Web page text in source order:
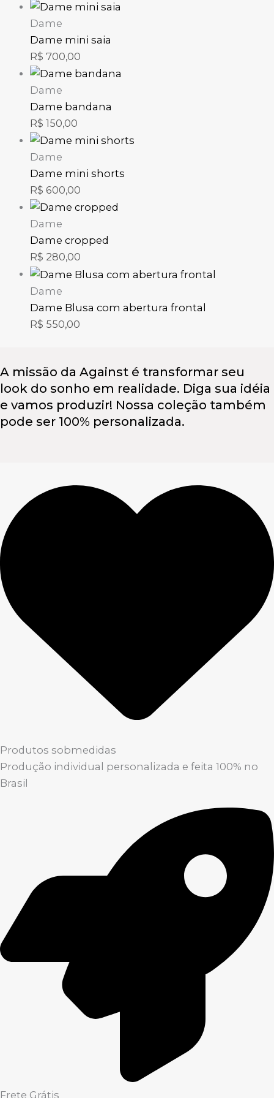
Dame
Dame mini saia
R$ 700,00
Dame
Dame bandana
R$ 150,00
Dame
Dame mini shorts
R$ 600,00
Dame
Dame cropped
R$ 280,00
Dame
Dame Blusa com abertura frontal
R$ 550,00
A missão da Against é transformar seu
look do sonho em realidade. Diga sua idéia
e vamos produzir! Nossa coleção também
pode ser 100% personalizada.
Produtos sobmedidas
Produção individual personalizada e feita 100% no
Brasil
Frete Grátis